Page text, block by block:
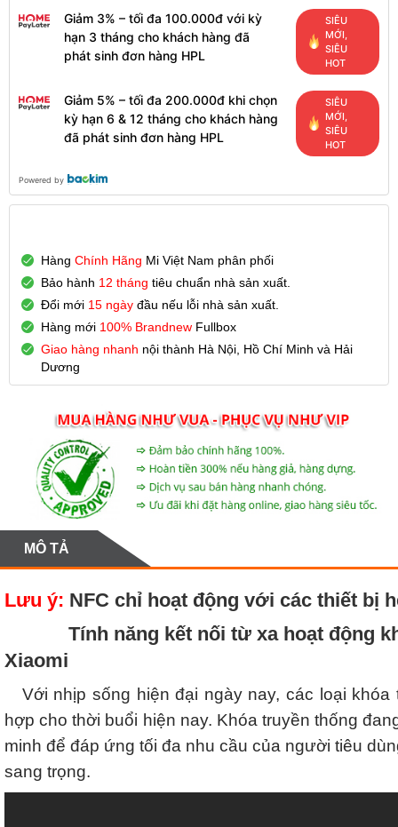
Giảm 3% – tối đa 100.000đ với kỳ
hạn 3 tháng cho khách hàng đã
phát sinh đơn hàng HPL
SIÊU
MỚI,
SIÊU
HOT
Giảm 5% – tối đa 200.000đ khi chọn
kỳ hạn 6 & 12 tháng cho khách hàng
đã phát sinh đơn hàng HPL
SIÊU
MỚI,
SIÊU
HOT
Powered by
Hàng Chính Hãng Mi Việt Nam phân phối
Bảo hành 12 tháng tiêu chuẩn nhà sản xuất.
Đổi mới 15 ngày đầu nếu lỗi nhà sản xuất.
Hàng mới 100% Brandnew Fullbox
Giao hàng nhanh nội thành Hà Nội, Hồ Chí Minh và Hải
Dương
MÔ TẢ
Lưu ý: NFC chỉ hoạt động với các thiết bị
Tính năng kết nối từ xa hoạt động khi
Xiaomi
Với nhịp sống hiện đại ngày nay, các loại
hợp cho thời buổi hiện nay. Khóa truyền thống
minh để đáp ứng tối đa nhu cầu của người tiêu
sang trọng.